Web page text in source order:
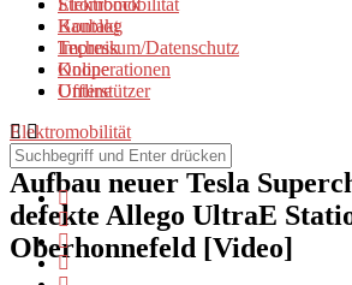
Strombock
Kontakt
Impressum/Datenschutz
Kooperationen
Unterstützer
Elektromobilität
Baublog
Technik
Online
Offline
Elektromobilität
Aufbau neuer Tesla
defekte Allego UltraE
Oberhonnefeld [Video]